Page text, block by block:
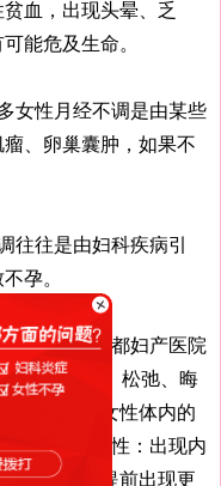
血，出现头晕、乏
能危及生命。
性月经不调是由某些
、卵巢囊肿，如果不
往是由妇科疾病引
孕。
吗?西安华都妇产医院
出现色斑、松弛、晦
，不利与女性体内的
岁之间的女性：出现内
弱，甚至提前出现更